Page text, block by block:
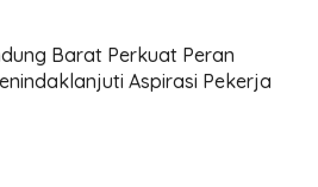
Barat Perkuat Peran
Aspirasi Pekerja